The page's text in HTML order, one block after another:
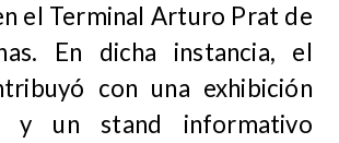
el Terminal Arturo Prat de
En dicha instancia, el
con una exhibición
y un stand informativo